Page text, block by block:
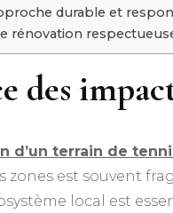
durable et
rénovation
des
d’un terrain de
zones est souvent
local est